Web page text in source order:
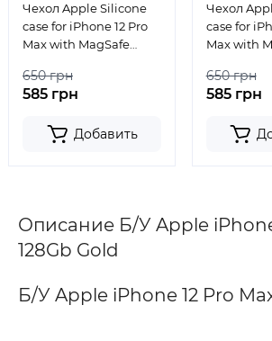
Чехол Apple Silicone
case for iPhone 12 Pro
Max with MagSafe
650 грн
585 грн
Добавить
Чехол
case for
Max with
650 грн
585 грн
Описание Б/У Apple
128Gb Gold
Б/У Apple iPhone 12 Pro